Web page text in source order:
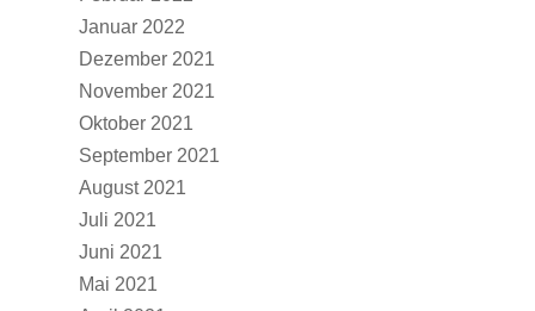
Januar 2022
Dezember 2021
November 2021
Oktober 2021
September 2021
August 2021
Juli 2021
Juni 2021
Mai 2021